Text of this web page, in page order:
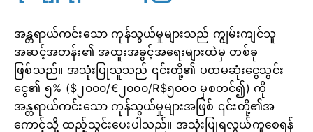
အန္တရာယ်ကင်းသော ကုန်သွယ်မှုများသည် ကျွမ်းကျင်သူ
အဆင့်အတန်း၏ အထူးအခွင့်အရေးများထဲမှ တစ်ခု
ဖြစ်သည်။ အသုံးပြုသူသည် ၎င်းတို့၏ ပထမဆုံးငွေသွင်း
ငွေ၏ ၅% ($၂၀၀၀/€၂၀၀၀/R$၅၀၀၀ မှစတင်၍) ကို
အန္တရာယ်ကင်းသော ကုန်သွယ်မှုများအဖြစ် ၎င်းတို့၏အ
ကောင့်သို့ ထည့်သွင်းပေးပါသည်။ အသုံးပြုရလွယ်ကူစေရန်